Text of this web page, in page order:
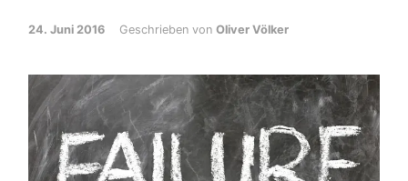
24. Juni 2016 Geschrieben von Oliver Völker